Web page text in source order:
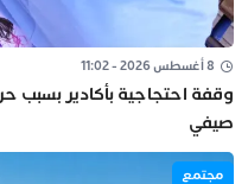
8 أغسطس 2026 - 11:02
صيفي
مجتمع